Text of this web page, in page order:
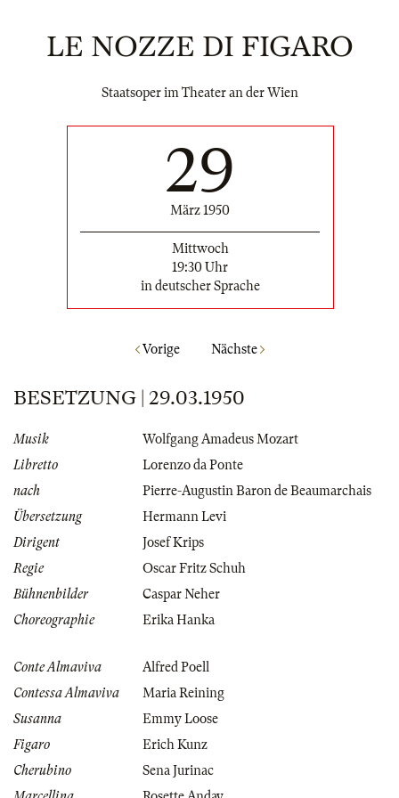
LE NOZZE DI FIGARO
Staatsoper im Theater an der Wien
29
März 1950
Mittwoch
19:30 Uhr
in deutscher Sprache
Vorige Nächste
BESETZUNG | 29.03.1950
Musik
Wolfgang Amadeus Mozart
Libretto
Lorenzo da Ponte
nach
Pierre-Augustin Baron de Beaumarchais
Übersetzung
Hermann Levi
Dirigent
Josef Krips
Regie
Oscar Fritz Schuh
Bühnenbilder
Caspar Neher
Choreographie
Erika Hanka
Conte Almaviva
Alfred Poell
Contessa Almaviva
Maria Reining
Susanna
Emmy Loose
Figaro
Erich Kunz
Cherubino
Sena Jurinac